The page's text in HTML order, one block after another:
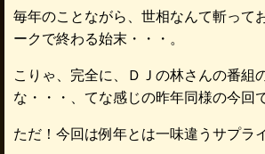
毎年のことながら、世相なんて斬って
ークで終わる始末・・・。
こりゃ、完全に、ＤＪの林さんの番組
な・・・、てな感じの昨年同様の今回
ただ！今回は例年とは一味違うサプラ